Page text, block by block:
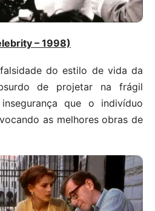
– 1998)
do estilo de vida da
de projetar na frágil
que o indivíduo
as melhores obras de